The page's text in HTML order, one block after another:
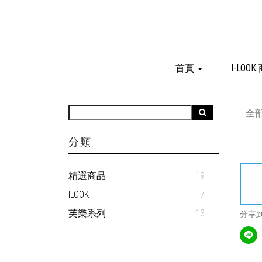
首頁 I-LOOK
分類
精選商品
19
ILOOK
7
芙樂系列
13
全
分享